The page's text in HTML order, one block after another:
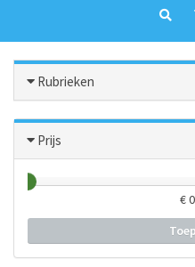
Rubrieken
Prijs
€0